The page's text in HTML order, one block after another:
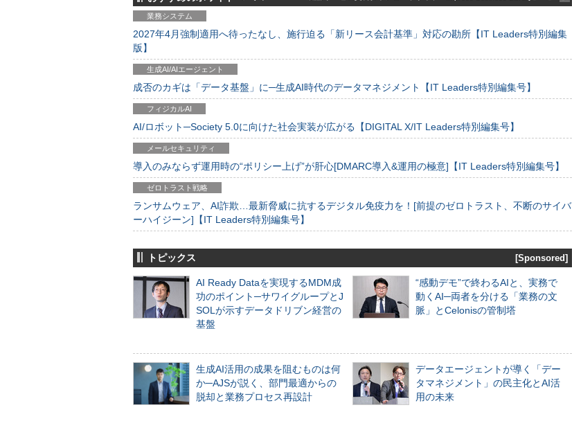
業務システム
2027年4月強制適用へ待ったなし、施行迫る「新リース会計基準」対応の勘所【IT Leaders特別編集
版】
生成AI/AIエージェント
成否のカギは「データ基盤」に─生成AI時代のデータマネジメント【IT Leaders特別編集号】
フィジカルAI
AI/ロボット─Society 5.0に向けた社会実装が広がる【DIGITAL X/IT Leaders特別編集号】
メールセキュリティ
導入のみならず運用時の“ポリシー上げ”が肝心[DMARC導入&運用の極意]【IT Leaders特別編集号】
ゼロトラスト戦略
ランサムウェア、AI詐欺…最新脅威に抗するデジタル免疫力を！[前提のゼロトラスト、不断のサイバ
ーハイジーン]【IT Leaders特別編集号】
トピックス [Sponsored]
AI Ready Dataを実現するMDM成
功のポイント─サワイグループとJ
SOLが示すデータドリブン経営の
基盤
“感動デモ”で終わるAIと、実務で
動くAI─両者を分ける「業務の文
脈」とCelonisの管制塔
生成AI活用の成果を阻むものは何
か─AJSが説く、部門最適からの
脱却と業務プロセス再設計
データエージェントが導く「デー
タマネジメント」の民主化とAI活
用の未来